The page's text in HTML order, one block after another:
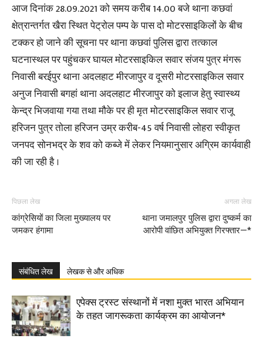
आज दिनांक 28.09.2021 को समय करीब 14.00 बजे थाना कछवां
क्षेत्रान्तर्गत खैरा स्थित पेट्रोल पम्प के पास दो मोटरसाइकिलों के बीच
टक्कर हो जाने की सूचना पर थाना कछवां पुलिस द्वारा तत्काल
घटनास्थल पर पहुंचकर घायल मोटरसाइकिल सवार संजय पुत्र मंगरू
निवासी बरईपुर थाना अदलहाट मीरजापुर व दूसरी मोटरसाइकिल सवार
अनुज निवासी बगहां थाना अदलहाट मीरजापुर को इलाज हेतु स्वास्थ्य
केन्द्र भिजवाया गया तथा मौके पर ही मृत मोटरसाइकिल सवार राजू
हरिजन पुत्र तोला हरिजन उम्र करीब-45 वर्ष निवासी लोहरा स्वीकृत
जनपद सोनभद्र के शव को कब्जे में लेकर नियमानुसार अग्रिम कार्यवाही
की जा रही है ।
पिछला लेख
कांग्रेसियों का जिला मुख्यालय पर
जमकर हंगामा
अगला लेख
थाना जमालपुर पुलिस द्वारा दुष्कर्म का
आरोपी वांछित अभियुक्त गिरफ्तार—*
संबंधित लेख लेखक से और अधिक
एपेक्स ट्रस्ट संस्थानों में नशा मुक्त भारत अभियान
के तहत जागरूकता कार्यक्रम का आयोजन*